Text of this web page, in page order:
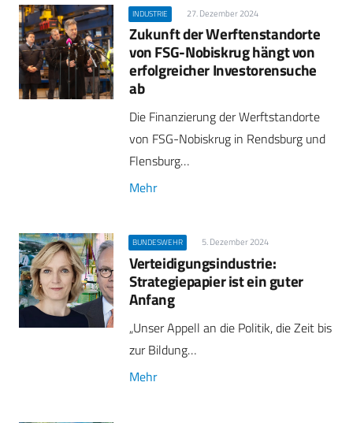
INDUSTRIE 27. Dezember 2024
Zukunft der Werftenstandorte
von FSG-Nobiskrug hängt von
erfolgreicher Investorensuche
ab
Die Finanzierung der Werftstandorte
von FSG-Nobiskrug in Rendsburg und
Flensburg…
Mehr
BUNDESWEHR 5. Dezember 2024
Verteidigungsindustrie:
Strategiepapier ist ein guter
Anfang
„Unser Appell an die Politik, die Zeit bis
zur Bildung…
Mehr